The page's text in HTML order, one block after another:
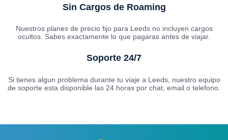
Sin Cargos de Roaming
Nuestros planes de precio fijo para Leeds no incluyen cargos
ocultos. Sabes exactamente lo que pagaras antes de viajar.
Soporte 24/7
Si tienes algun problema durante tu viaje a Leeds, nuestro equipo
de soporte esta disponible las 24 horas por chat, email o telefono.